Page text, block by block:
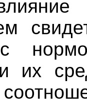
и их